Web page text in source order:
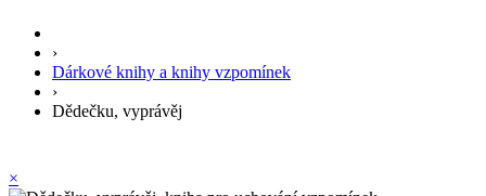
›
Dárkové knihy a knihy vzpomínek
›
Dědečku, vyprávěj
×